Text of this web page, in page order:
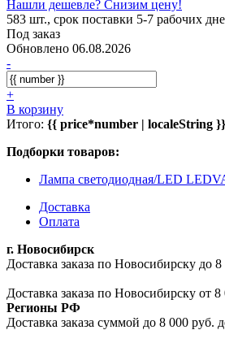
Нашли дешевле? Снизим цену!
583 шт., срок поставки 5-7 рабочих
Под заказ
Обновлено 06.08.2026
-
+
В корзину
Итого: {{ price*number | localeString }}
Подборки товаров:
Лампа светодиодная/LED
Доставка
Оплата
г. Новосибирск
Доставка заказа по Новосибирску до
Доставка заказа по Новосибирску от
Регионы РФ
Доставка заказа суммой до 8 000